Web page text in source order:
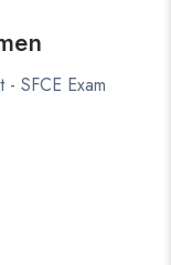
SFCE Exam